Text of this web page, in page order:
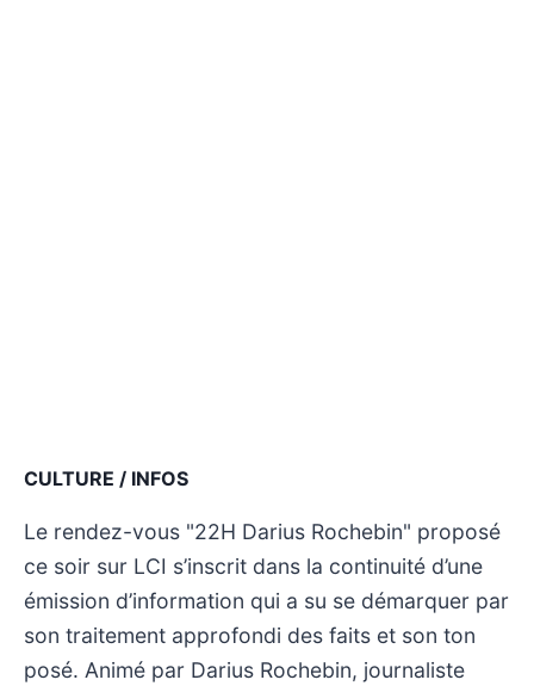
CULTURE / INFOS
Le rendez-vous "22H Darius Rochebin" proposé
ce soir sur LCI s’inscrit dans la continuité d’une
émission d’information qui a su se démarquer par
son traitement approfondi des faits et son ton
posé. Animé par Darius Rochebin, journaliste